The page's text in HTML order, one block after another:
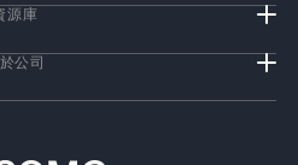
源庫
公司